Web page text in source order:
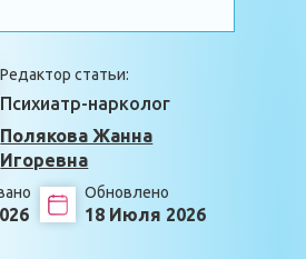
Редактор статьи:
Психиатр-нарколог
Полякова Жанна
Игоревна
Обновлено
18 Июля 2026